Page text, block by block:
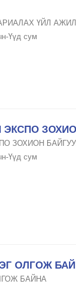
ҮЙЛ
Үүд сум
ЭКСПО
ЗОХИОН
Үүд сум
ОЛГОЖ
БАЙНА